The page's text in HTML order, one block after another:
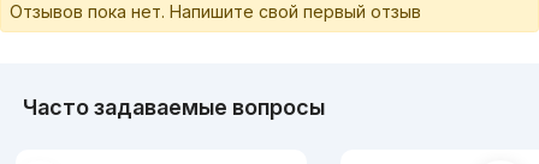
Отзывов пока нет. Напишите свой первый отзыв
Часто задаваемые вопросы